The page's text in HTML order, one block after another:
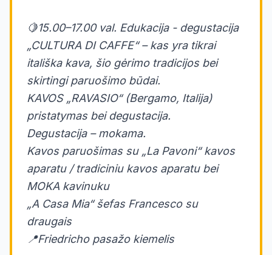
🍋15.00–17.00 val. Edukacija - degustacija
„CULTURA DI CAFFE“ – kas yra tikrai
itališka kava, šio gėrimo tradicijos bei
skirtingi paruošimo būdai.
KAVOS „RAVASIO“ (Bergamo, Italija)
pristatymas bei degustacija.
Degustacija – mokama.
Kavos paruošimas su „La Pavoni“ kavos
aparatu / tradiciniu kavos aparatu bei
MOKA kavinuku
„A Casa Mia“ šefas Francesco su
draugais
📍Friedricho pasažo kiemelis